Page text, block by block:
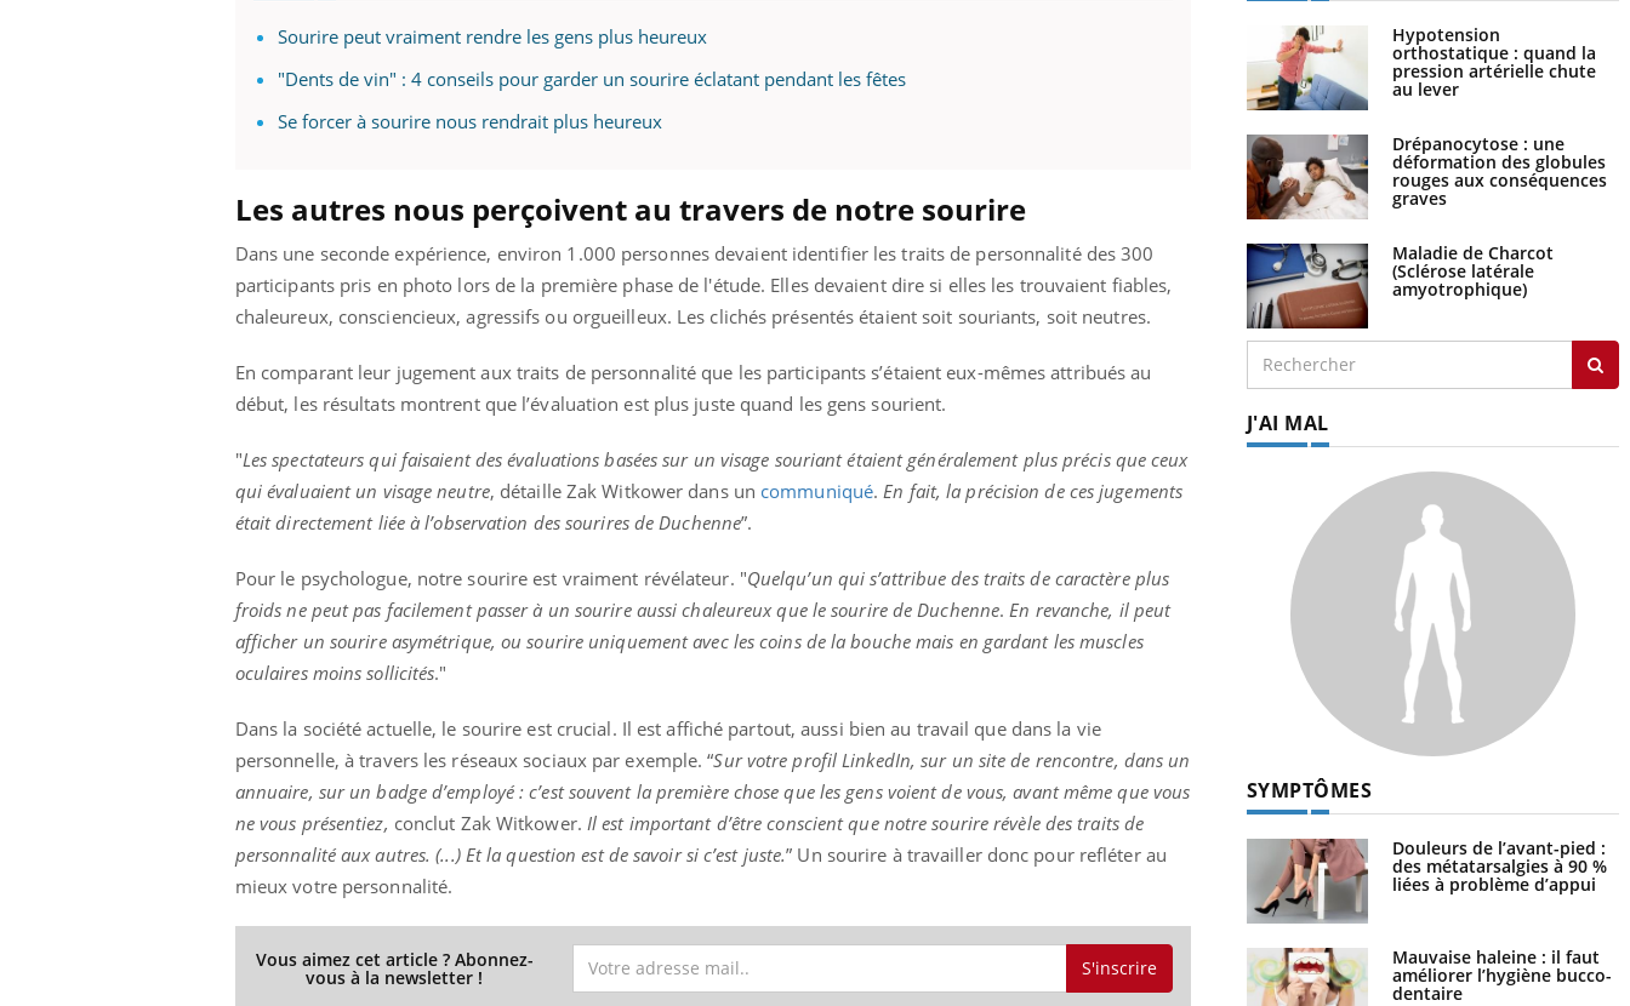
Sourire peut vraiment rendre les gens plus heureux
"Dents de vin" : 4 conseils pour garder un sourire éclatant pendant les fêtes
Se forcer à sourire nous rendrait plus heureux
Les autres nous perçoivent au travers de notre sourire
Dans une seconde expérience, environ 1.000 personnes devaient identifier les traits de personnalité des 300
participants pris en photo lors de la première phase de l'étude. Elles devaient dire si elles les trouvaient fiables,
chaleureux, consciencieux, agressifs ou orgueilleux. Les clichés présentés étaient soit souriants, soit neutres.
En comparant leur jugement aux traits de personnalité que les participants s’étaient eux-mêmes attribués au
début, les résultats montrent que l’évaluation est plus juste quand les gens sourient.
"Les spectateurs qui faisaient des évaluations basées sur un visage souriant étaient généralement plus précis que ceux
qui évaluaient un visage neutre, détaille Zak Witkower dans un communiqué. En fait, la précision de ces jugements
était directement liée à l’observation des sourires de Duchenne”.
Pour le psychologue, notre sourire est vraiment révélateur. "Quelqu’un qui s’attribue des traits de caractère plus
froids ne peut pas facilement passer à un sourire aussi chaleureux que le sourire de Duchenne. En revanche, il peut
afficher un sourire asymétrique, ou sourire uniquement avec les coins de la bouche mais en gardant les muscles
oculaires moins sollicités."
Dans la société actuelle, le sourire est crucial. Il est affiché partout, aussi bien au travail que dans la vie
personnelle, à travers les réseaux sociaux par exemple. “Sur votre profil LinkedIn, sur un site de rencontre, dans un
annuaire, sur un badge d’employé : c’est souvent la première chose que les gens voient de vous, avant même que vous
ne vous présentiez, conclut Zak Witkower. Il est important d’être conscient que notre sourire révèle des traits de
personnalité aux autres. (...) Et la question est de savoir si c’est juste.” Un sourire à travailler donc pour refléter au
mieux votre personnalité.
Vous aimez cet article ? Abonnez-
vous à la newsletter ! S'inscrire
Hypotension
orthostatique : quand la
pression artérielle chute
au lever
Drépanocytose : une
déformation des globules
rouges aux conséquences
graves
Maladie de Charcot
(Sclérose latérale
amyotrophique)
J'AI MAL
SYMPTÔMES
Douleurs de l’avant-pied :
des métatarsalgies à 90 %
liées à problème d’appui
Mauvaise haleine : il faut
améliorer l’hygiène bucco-
dentaire